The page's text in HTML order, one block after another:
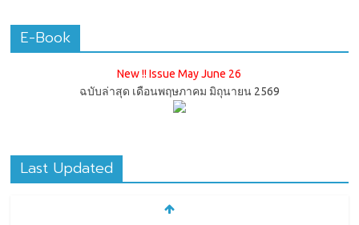
E-Book
New !! Issue May June 26
ฉบับล่าสุด เดือนพฤษภาคม มิถุนายน 2569
Last Updated